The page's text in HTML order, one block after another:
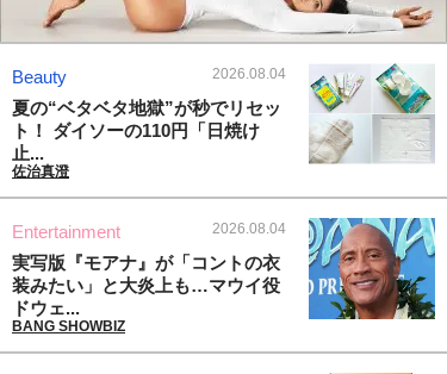
Beauty 2026.08.04
夏の“ベタベタ地獄”が秒でリセッ
ト！ ダイソーの110円「日焼け
止...
佐治真澄
Entertainment 2026.08.04
実写版『モアナ』が「コントの衣
装みたい」と大炎上も…マウイ役
ドウェ...
BANG SHOWBIZ